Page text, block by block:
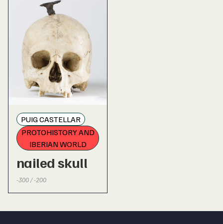
PUIG CASTELLAR
PROTOHISTORY AND
IBERIAN WORLD
nailed skull
-300 / -200